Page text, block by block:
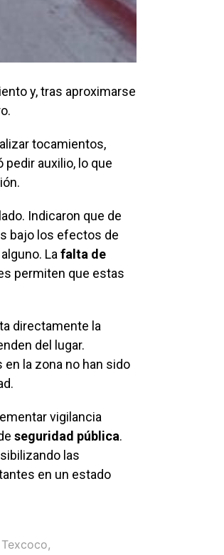
y, tras aproximarse
tocamientos,
auxilio, lo que
Indicaron que de
bajo los efectos de
Lafalta de
permiten que estas
directamente la
del lugar.
la zona no han sido
vigilancia
seguridad pública.
las
en un estado
,